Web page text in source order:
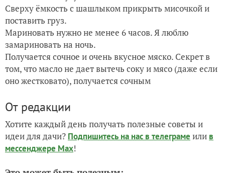
Сверху ёмкость с шашлыком прикрыть мисочкой и
поставить груз.
Мариновать нужно не менее 6 часов. Я люблю
замариновать на ночь.
Получается сочное и очень вкусное мяско. Секрет в
том, что масло не дает вытечь соку и мясо (даже если
оно жестковато), получается сочным
От редакции
Хотите каждый день получать полезные советы и
идеи для дачи? Подпишитесь на нас в телеграме или в
мессенджере Max!